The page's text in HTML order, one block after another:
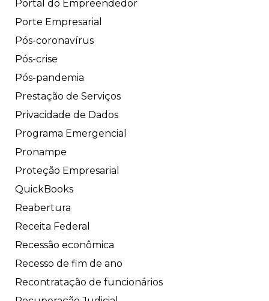
Portal do Empreendedor
Porte Empresarial
Pós-coronavírus
Pós-crise
Pós-pandemia
Prestação de Serviços
Privacidade de Dados
Programa Emergencial
Pronampe
Proteção Empresarial
QuickBooks
Reabertura
Receita Federal
Recessão econômica
Recesso de fim de ano
Recontratação de funcionários